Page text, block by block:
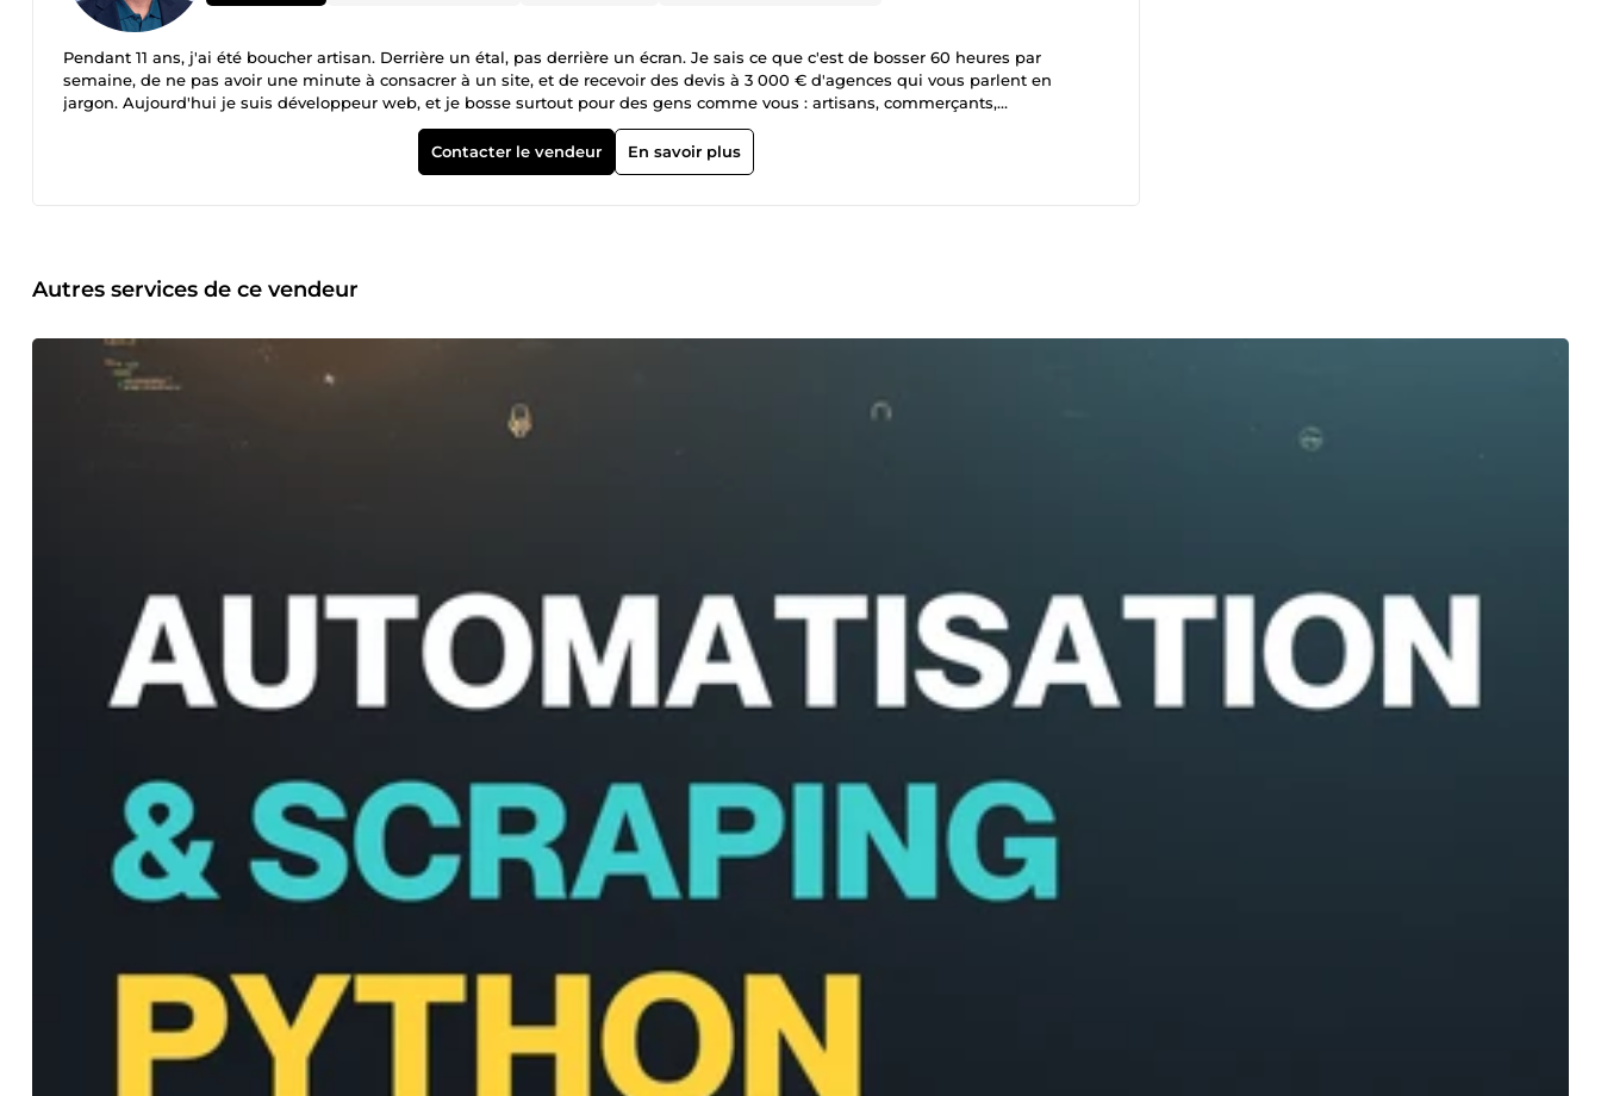
Pendant 11 ans, j'ai été boucher artisan. Derrière un étal, pas derrière un écran. Je sais ce que c'est de bosser 60 heures par
semaine, de ne pas avoir une minute à consacrer à un site, et de recevoir des devis à 3 000 € d'agences qui vous parlent en
jargon. Aujourd'hui je suis développeur web, et je bosse surtout pour des gens comme vous : artisans, commerçants,
indépendants. Ce n'est pas un hasard. Je viens du même monde, je connais vos contraintes, et je vous parle sans jargon.
que sur ordinateur (React, Next.js, Astro). L'automatisation des tâches qui vous bouffent du temps : relances clients, plannings,
vous ne dépendiez pas de moi une fois le travail fini. Le code, c'est juste mon nouvel établi. Vous avez un projet, ou juste une idée
Contacter le vendeur En savoir plus
Autres services de ce vendeur